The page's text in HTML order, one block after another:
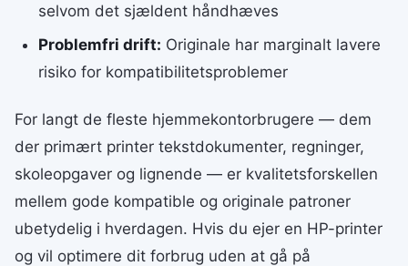
selvom det sjældent håndhæves
Problemfri drift: Originale har marginalt lavere
risiko for kompatibilitetsproblemer
For langt de fleste hjemmekontorbrugere — dem
der primært printer tekstdokumenter, regninger,
skoleopgaver og lignende — er kvalitetsforskellen
mellem gode kompatible og originale patroner
ubetydelig i hverdagen. Hvis du ejer en HP-printer
og vil optimere dit forbrug uden at gå på